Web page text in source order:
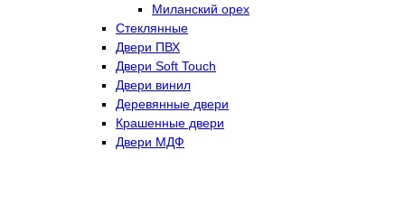
Миланский орех
Стеклянные
Двери ПВХ
Двери Soft Touch
Двери винил
Деревянные двери
Крашенные двери
Двери МДФ